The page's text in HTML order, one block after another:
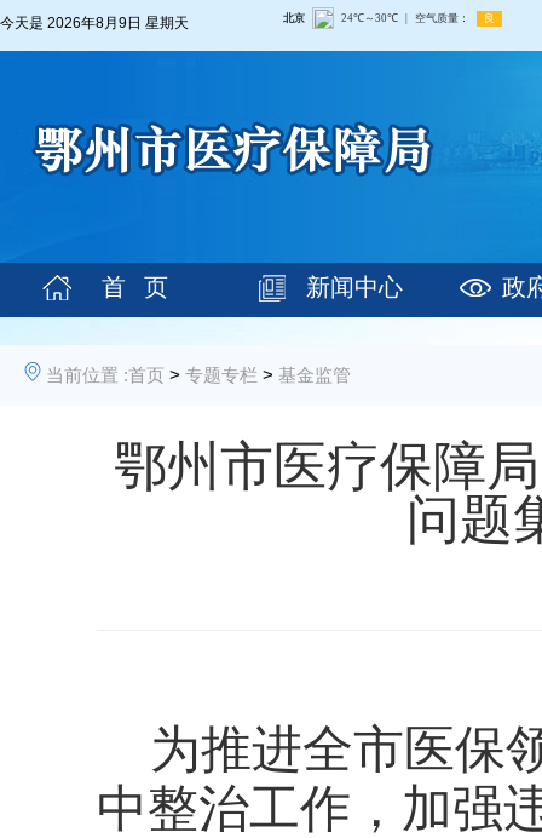
今天是 2026年8月9日 星期天
首 页 新闻中心 政
当前位置 :首页 > 专题专栏 > 基金监管
鄂州市医疗保障
问题
为推进全市医保
中整治工作，加强